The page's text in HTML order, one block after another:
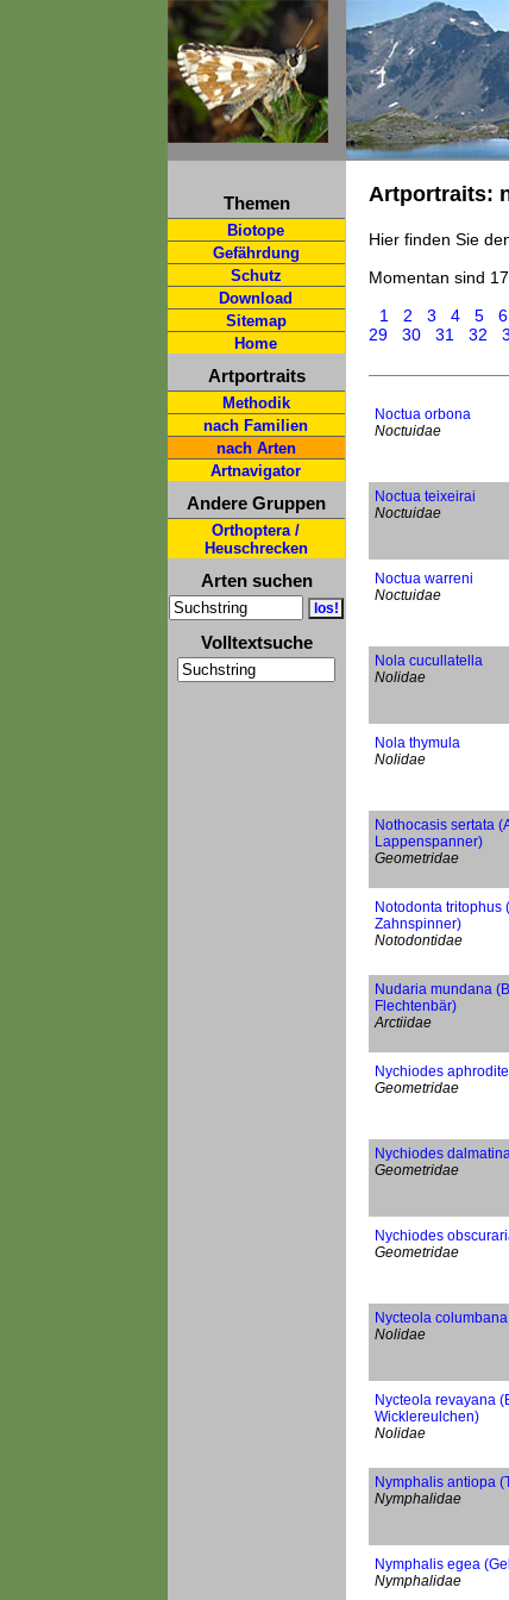
Themen
Biotope
Gefährdung
Schutz
Download
Sitemap
Home
Artportraits
Methodik
nach Familien
nach Arten
Artnavigator
Andere Gruppen
Orthoptera /
Heuschrecken
Arten suchen
Volltextsuche
Artportraits:
Hier finden Sie
Momentan sind
1
2 3 4 5 6
29
30 31 32
Noctua orbona
Noctuidae
Noctua teixeirai
Noctuidae
Noctua warreni
Noctuidae
Nola cucullatella
Nolidae
Nola thymula
Nolidae
Nothocasis sertata
Lappenspanner)
Geometridae
Notodonta tritophus
Zahnspinner)
Notodontidae
Nudaria mundana
Flechtenbär)
Arctiidae
Nychiodes aphrodite
Geometridae
Nychiodes
Geometridae
Nychiodes
Geometridae
Nycteola columbana
Nolidae
Nycteola revayana
Wicklereulchen)
Nolidae
Nymphalis antiopa
Nymphalidae
Nymphalis egea
Nymphalidae